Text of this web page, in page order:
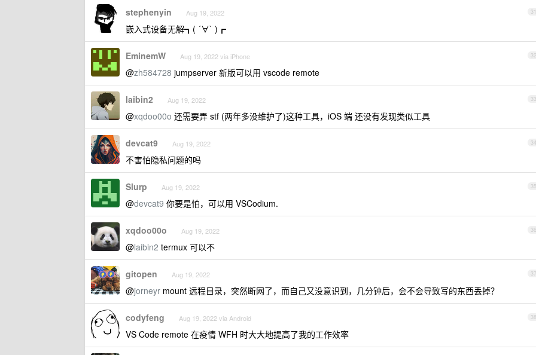
31
stephenyin Aug 19, 2022
嵌入式设备无解┓( ´∀` )┏
32
EminemW Aug 19, 2022 via iPhone
@zh584728 jumpserver 新版可以用 vscode remote
33
laibin2 Aug 19, 2022
@xqdoo00o 还需要弄 stf (两年多没维护了)这种工具，iOS 端 还没有发现类似工具
34
devcat9 Aug 19, 2022
不害怕隐私问题的吗
35
Slurp Aug 19, 2022
@devcat9 你要是怕，可以用 VSCodium.
36
xqdoo00o Aug 19, 2022
@laibin2 termux 可以不
37
gitopen Aug 19, 2022
@jorneyr mount 远程目录，突然断网了，而自己又没意识到，几分钟后，会不会导致写的东西丢掉？
38
codyfeng Aug 19, 2022 via Android
VS Code remote 在疫情 WFH 时大大地提高了我的工作效率